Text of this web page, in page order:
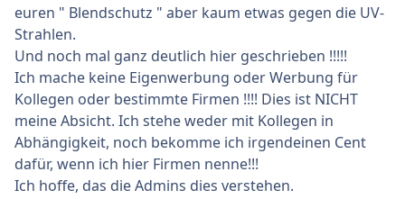
euren " Blendschutz " aber kaum etwas gegen die UV-
Strahlen.
Und noch mal ganz deutlich hier geschrieben !!!!!
Ich mache keine Eigenwerbung oder Werbung für
Kollegen oder bestimmte Firmen !!!! Dies ist NICHT
meine Absicht. Ich stehe weder mit Kollegen in
Abhängigkeit, noch bekomme ich irgendeinen Cent
dafür, wenn ich hier Firmen nenne!!!
Ich hoffe, das die Admins dies verstehen.